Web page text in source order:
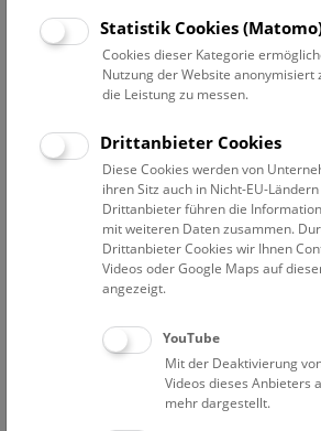
So 9.8.
Augmented Reality Show:
Eine Zeitreise für Familien durch die
Multimedia-Show auf Deck 50 macht
faszinierende Welt der Dinosaurier
Die Donauauen sind wild und stecken
Geheimnisse. Lerne Bewohner im
kennen und hör genau hin. Kannst du
Statistik Cookies
Cookies dieser Kategorie
Nutzung der Website anonymisiert
die Leistung zu messen.
Drittanbieter Cookies
Diese Cookies werden von
ihren Sitz auch in Nicht-EU-
Drittanbieter führen die
mit weiteren Daten zusammen.
Drittanbieter Cookies wir Ihnen
Videos oder Google Maps auf
angezeigt.
YouTube
Mit der Deaktivierung
Videos dieses Anbieters
mehr dargestellt.